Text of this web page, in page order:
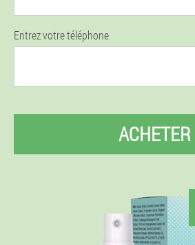
Entrez votre téléphone
ACHETER